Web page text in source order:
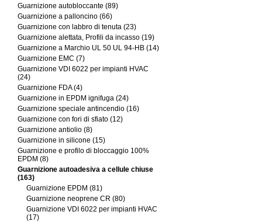
Guarnizione autobloccante (89)
Guarnizione a palloncino (66)
Guarnizione con labbro di tenuta (23)
Guarnizione alettata, Profili da incasso (19)
Guarnizione a Marchio UL 50 UL 94-HB (14)
Guarnizione EMC (7)
Guarnizione VDI 6022 per impianti HVAC
(24)
Guarnizione FDA (4)
Guarnizione in EPDM ignifuga (24)
Guarnizione speciale antincendio (16)
Guarnizione con fori di sfiato (12)
Guarnizione antiolio (8)
Guarnizione in silicone (15)
Guarnizione e profilo di bloccaggio 100%
EPDM (8)
Guarnizione autoadesiva a cellule chiuse
(163)
Guarnizione EPDM (81)
Guarnizione neoprene CR (80)
Guarnizione VDI 6022 per impianti HVAC
(17)